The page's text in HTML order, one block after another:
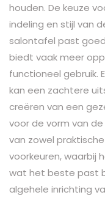
houden. De keuze
indeling en stijl van
salontafel past
biedt vaak meer
functioneel gebruik.
kan een zachtere
creëren van een
voor de vorm van
van zowel
voorkeuren, waarbij
wat het beste past
algehele inrichting